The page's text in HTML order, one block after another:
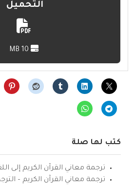
التحميل
كتب لها صلة
ترجمة معاني القرآن الكريم إلى
ترجمة معاني القرآن الكريم –